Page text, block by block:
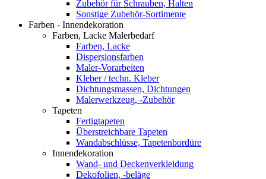
Zubehör für Schrauben, Halten
Sonstige Zubehör-Sortimente
Farben - Innendekoration
Farben, Lacke Malerbedarf
Farben, Lacke
Dispersionsfarben
Maler-Vorarbeiten
Kleber / techn. Kleber
Dichtungsmassen, Dichtungen
Malerwerkzeug, -Zubehör
Tapeten
Fertigtapeten
Überstreichbare Tapeten
Wandabschlüsse, Tapetenbordüre
Innendekoration
Wand- und Deckenverkleidung
Dekofolien, -beläge